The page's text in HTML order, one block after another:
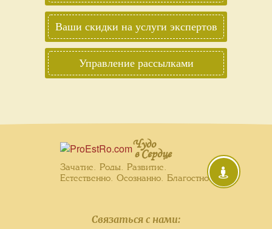
Ваши скидки на услуги экспертов
Управление рассылками
Чудо
в Сердце
Зачатие. Роды. Развитие.
Естественно. Осознанно. Благостно.
Связаться с нами: